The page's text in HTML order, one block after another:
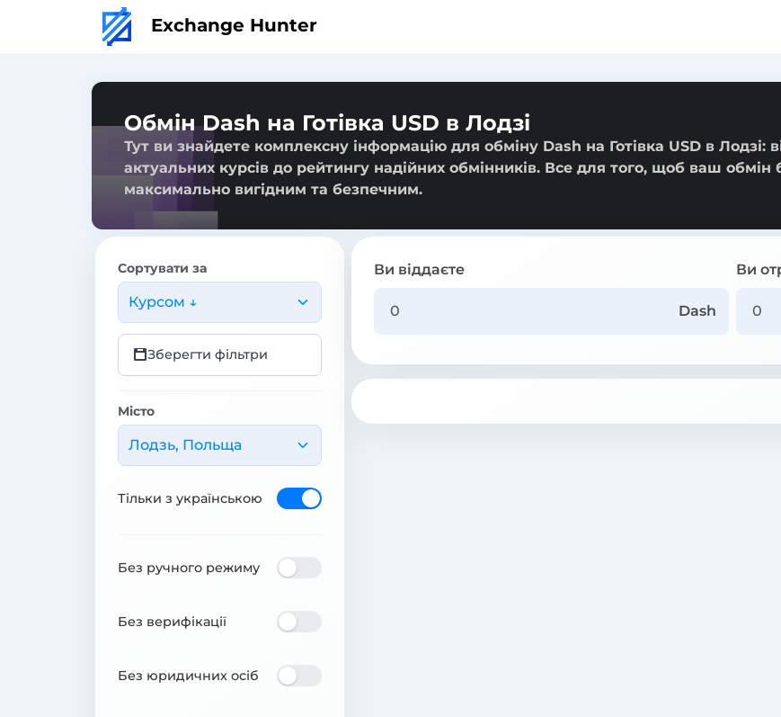
Exchange Hunter
Обмін Dash на Готівка USD в Лодзі
Тут ви знайдете комплексну інформацію для обміну Dash на Готівка USD в Лодзі:
актуальних курсів до рейтингу надійних обмінників. Все для того, щоб ваш обмін
максимально вигідним та безпечним.
Сортувати за
Курсом ↓
Зберегти фільтри
Місто
Лодзь, Польща
Тільки з українською
Без ручного режиму
Без верифікації
Без юридичних осіб
Ви віддаєте
Dash
Ви